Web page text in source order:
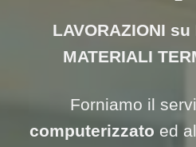
LAVORAZIONI
MATERIALI
Forniamo il
computerizzato ed